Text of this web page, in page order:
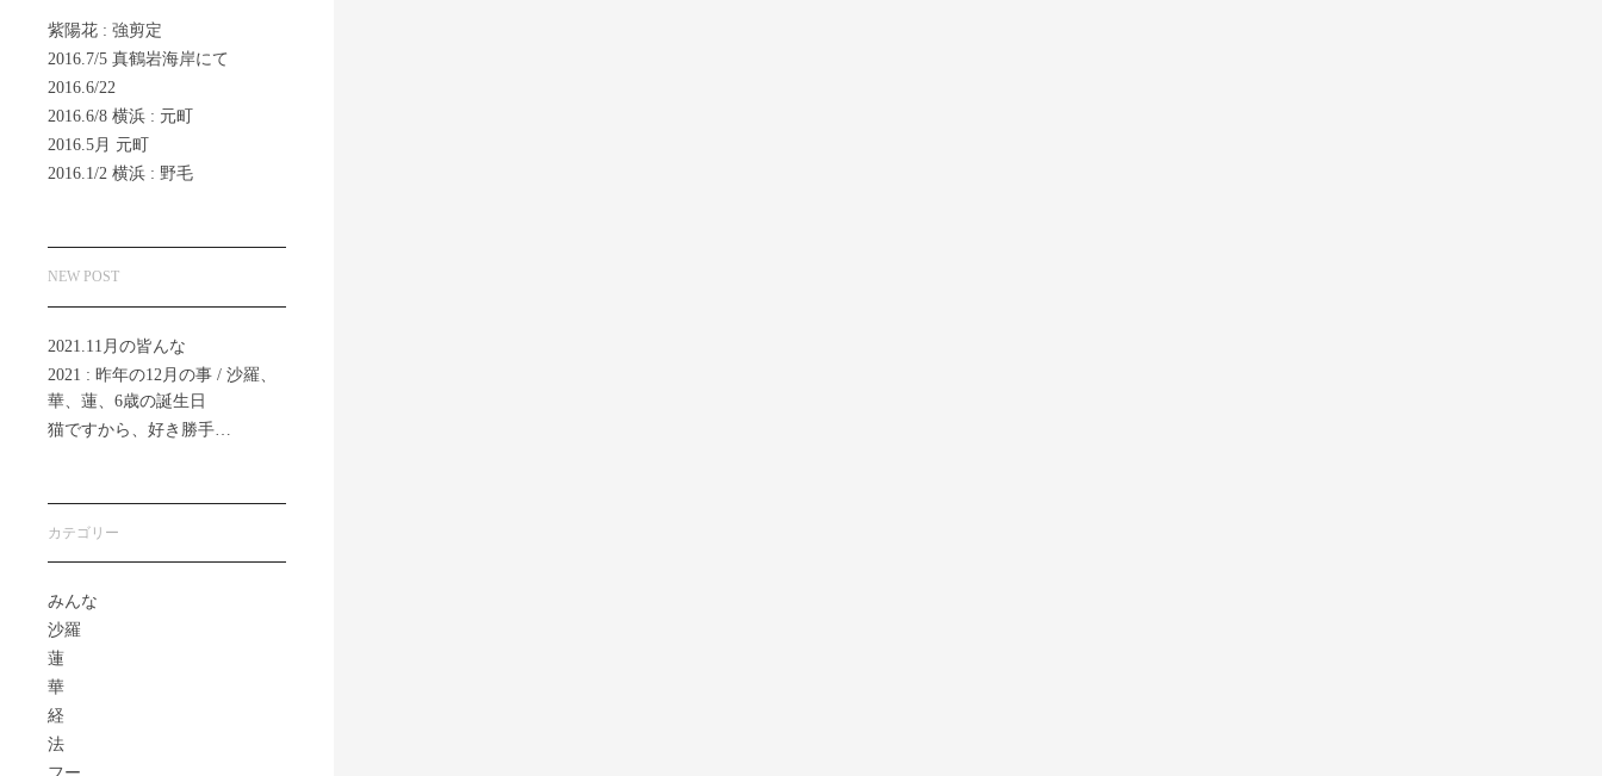
紫陽花 : 強剪定
2016.7/5 真鶴岩海岸にて
2016.6/22
2016.6/8 横浜 : 元町
2016.5月 元町
2016.1/2 横浜 : 野毛
NEW POST
2021.11月の皆んな
2021 : 昨年の12月の事 / 沙羅、
華、蓮、6歳の誕生日
猫ですから、好き勝手…
カテゴリー
みんな
沙羅
蓮
華
経
法